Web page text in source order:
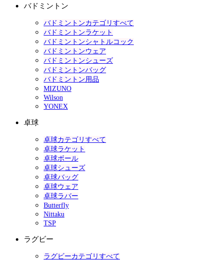
バドミントン
バドミントンカテゴリすべて
バドミントンラケット
バドミントンシャトルコック
バドミントンウェア
バドミントンシューズ
バドミントンバッグ
バドミントン用品
MIZUNO
Wilson
YONEX
卓球
卓球カテゴリすべて
卓球ラケット
卓球ボール
卓球シューズ
卓球バッグ
卓球ウェア
卓球ラバー
Butterfly
Nittaku
TSP
ラグビー
ラグビーカテゴリすべて